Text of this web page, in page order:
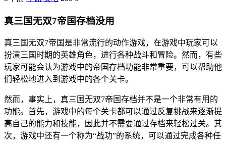
真三国无双7帝国存档没用
真三国无双7帝国是非常流行的动作游戏，在游戏中玩家可以
扮演三国时期的英雄角色，进行各种战斗和冒险。然而，有些
玩家可能会认为游戏中的帝国存档功能非常重要，可以帮助他
们轻松地进入到游戏中的各个关卡。
然而，事实上，真三国无双7帝国存档并不是一个非常有用的
功能。首先，游戏中的每个关卡都可以通过反复挑战来逐渐提
高自己的能力和技能，因此并不需要通过存档来轻松过关。其
次，游戏中还有一个称为“战功”的系统，可以通过完成各种任